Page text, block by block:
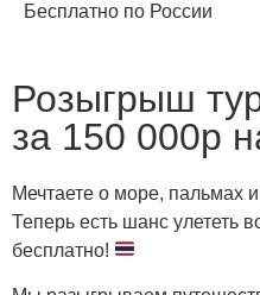
Бесплатно по России
Розыгрыш
за 150 000р
Мечтаете о море, пальмах
Теперь есть шанс улететь
бесплатно!